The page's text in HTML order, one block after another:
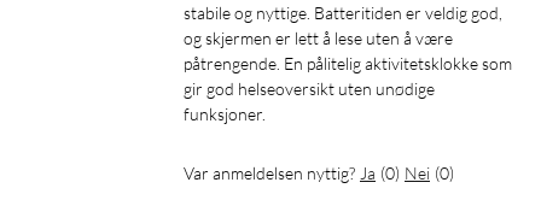
Active Zone Minutes
Med Active Zone Minutes kjenner du en lett vibrasjon på
håndleddet ditt når du når dine målpulssoner, slik at du vet at
dine pulsøkende aktiviteter registreres og at du tjener på å
Verdens Helseorganisasjons anbefalte 150 minutter med
stabile og nyttige. Batteritiden er veldig god,
og skjermen er lett å lese uten å være
påtrengende. En pålitelig aktivitetsklokke som
gir god helseoversikt uten unødige
funksjoner.
Var anmeldelsen nyttig? Ja (0) Nei (0)